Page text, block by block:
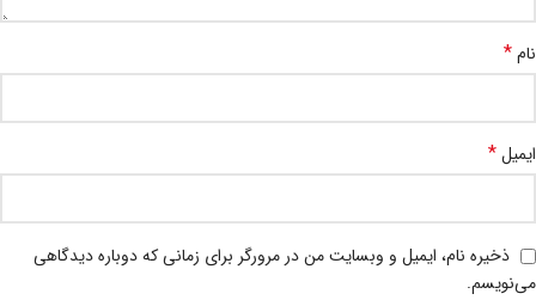
نام*
ایمیل*
ذخیره نام، ایمیل و وبسایت من در مرورگر برای زمانی که دوباره دیدگاهی
می‌نویسم.